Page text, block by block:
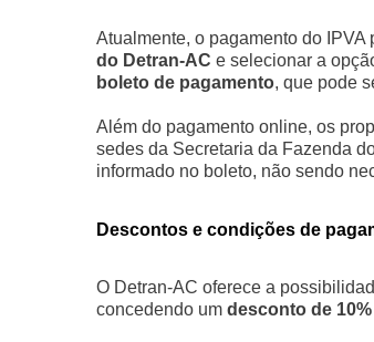
Atualmente, o pagamento do
do Detran-AC e selecionar a
boleto de pagamento, que pode
Além do pagamento online, os
sedes da Secretaria da Fazenda
informado no boleto, não sendo
Descontos e condições de
O Detran-AC oferece a
concedendo um desconto de